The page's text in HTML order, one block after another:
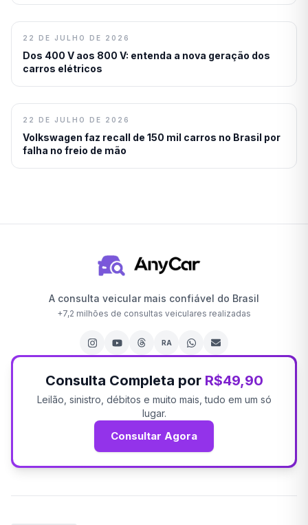
22 DE JULHO DE 2026
Dos 400 V aos 800 V: entenda a nova geração dos
carros elétricos
22 DE JULHO DE 2026
Volkswagen faz recall de 150 mil carros no Brasil por
falha no freio de mão
A consulta veicular mais confiável do Brasil
+7,2 milhões de consultas veiculares realizadas
RA
Consulta Completa por R$49,90
Leilão, sinistro, débitos e muito mais, tudo em um só
lugar.
Consultar Agora